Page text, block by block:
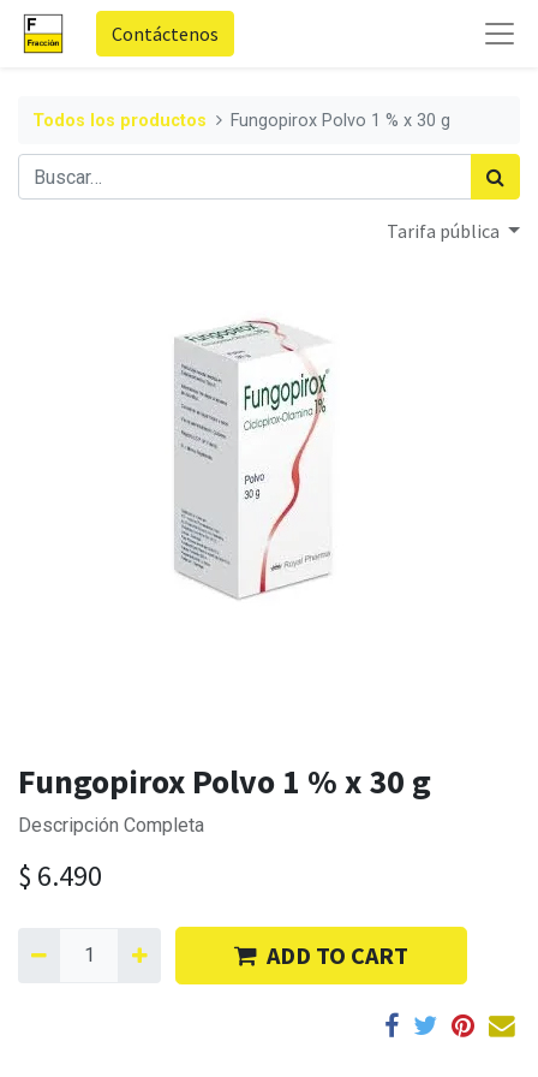
Contáctenos
Todos los productos Fungopirox Polvo 1 % x 30 g
Tarifa pública
Fungopirox Polvo 1 % x 30 g
Descripción Completa
$ 6.490
ADD TO CART